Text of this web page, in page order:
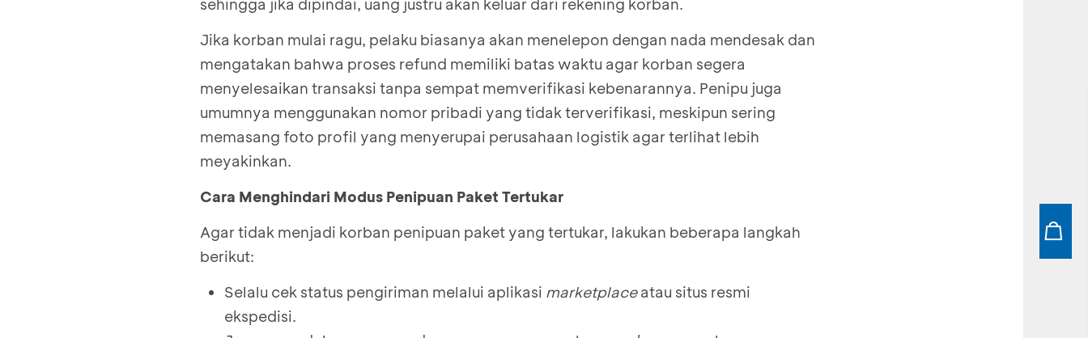
Jika korban mulai ragu, pelaku biasanya akan menelepon dengan nada mendesak dan
mengatakan bahwa proses refund memiliki batas waktu agar korban segera
menyelesaikan transaksi tanpa sempat memverifikasi kebenarannya. Penipu juga
umumnya menggunakan nomor pribadi yang tidak terverifikasi, meskipun sering
memasang foto profil yang menyerupai perusahaan logistik agar terlihat lebih
meyakinkan.
Cara Menghindari Modus Penipuan Paket Tertukar
Agar tidak menjadi korban penipuan paket yang tertukar, lakukan beberapa langkah
berikut:
Selalu cek status pengiriman melalui aplikasi marketplaceatau situs resmi
ekspedisi.